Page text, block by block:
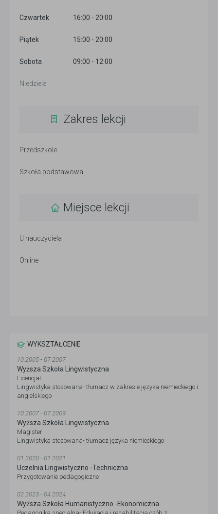
Czwartek 16:00 - 20:00
Piątek 15:00 - 20:00
Sobota 09:00 - 12:00
Niedziela
Zakres lekcji
Przedszkole
Szkoła podstawowa
Miejsce lekcji
U nauczyciela
Online
WYKSZTAŁCENIE
10.2005 - 07.2007
Wyższa Szkoła Lingwistyczna
Licencjat
Lingwistyka stosowana- tłumacz w zakresie języka niemieckiego i
angielskiego
10.2007 - 07.2009
Wyższa Szkoła Lingwistyczna
Magister
Lingwistyka stosowana- tłumacz języka niemieckiego
01.2020 - 01.2021
Uczelnia Lingwistyczno -Techniczna
Przygotowanie pedagogiczne
02.2023 - 04.2024
Wyższa Szkoła Humanistyczno -Ekonomiczna